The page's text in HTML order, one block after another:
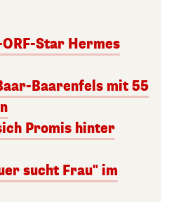
Star Hermes
Baarenfels mit 55
Promis hinter
sucht Frau" im